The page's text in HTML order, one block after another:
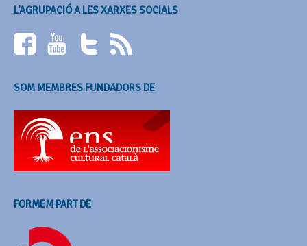
L’AGRUPACIÓ A LES XARXES SOCIALS
SOM MEMBRES FUNDADORS DE
FORMEM PART DE